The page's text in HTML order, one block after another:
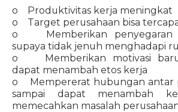
o Produktivitas kerja meningkat
o Target perusahaan bisa
o Memberikan penyegaran
supaya tidak jenuh menghadapi
o Memberikan motivasi baru
dapat menambah etos kerja
o Mempererat hubungan antar
sampai dapat menambah
memecahkan masalah